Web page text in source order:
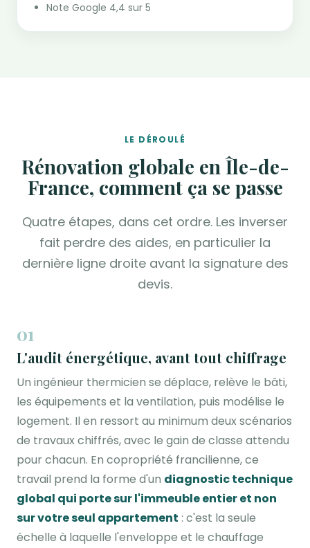
Note Google 4,4 sur 5
LE DÉROULÉ
Rénovation globale en Île-de-
France, comment ça se passe
Quatre étapes, dans cet ordre. Les inverser
fait perdre des aides, en particulier la
dernière ligne droite avant la signature des
devis.
01
L'audit énergétique, avant tout chiffrage
Un ingénieur thermicien se déplace, relève le bâti,
les équipements et la ventilation, puis modélise le
logement. Il en ressort au minimum deux scénarios
de travaux chiffrés, avec le gain de classe attendu
pour chacun. En copropriété francilienne, ce
travail prend la forme d'un diagnostic technique
global qui porte sur l'immeuble entier et non
sur votre seul appartement : c'est la seule
échelle à laquelle l'enveloppe et le chauffage